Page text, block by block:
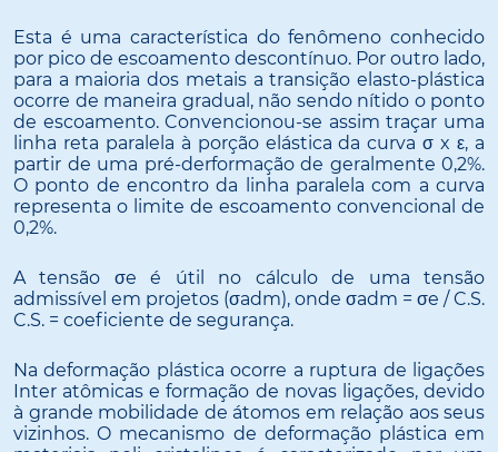
Esta é uma característica do fenômeno conhecido
por pico de escoamento descontínuo. Por outro lado,
para a maioria dos metais a transição elasto-plástica
ocorre de maneira gradual, não sendo nítido o ponto
de escoamento. Convencionou-se assim traçar uma
linha reta paralela à porção elástica da curva σ x ε, a
partir de uma pré-derformação de geralmente 0,2%.
O ponto de encontro da linha paralela com a curva
representa o limite de escoamento convencional de
0,2%.
A tensão σe é útil no cálculo de uma tensão
admissível em projetos (σadm), onde σadm = σe / C.S.
C.S. = coeficiente de segurança.
Na deformação plástica ocorre a ruptura de ligações
Inter atômicas e formação de novas ligações, devido
à grande mobilidade de átomos em relação aos seus
vizinhos. O mecanismo de deformação plástica em